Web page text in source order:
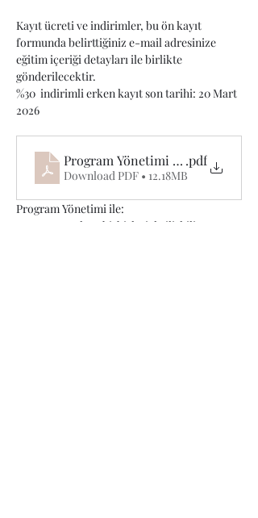
Kayıt ücreti ve indirimler, bu ön kayıt
formunda belirttiğiniz e-mail adresinize
eğitim içeriği detayları ile birlikte
gönderilecektir.
%30  indirimli erken kayıt son tarihi: 20 Mart
2026
Program Yönetimi ve PgMP
.pdf
Download PDF • 12.18MB
Program Yönetimi ile:
Karmaşık ve birbirleriyle ilişkili